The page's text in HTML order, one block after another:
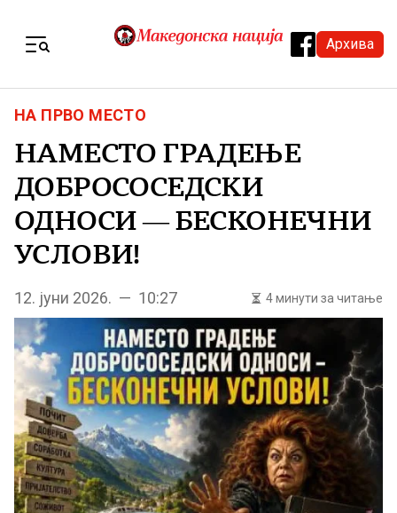
Архива
НА ПРВО МЕСТО
НАМЕСТО ГРАДЕЊЕ
ДОБРОСОСЕДСКИ
ОДНОСИ — БЕСКОНЕЧНИ
УСЛОВИ!
12. јуни 2026. — 10:27 4 минути за читање